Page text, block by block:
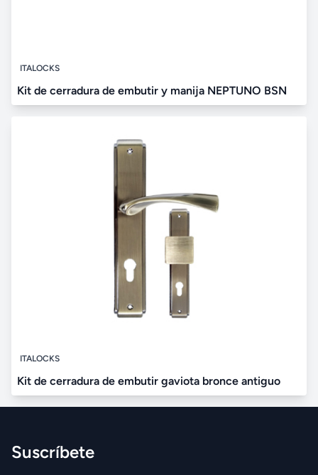
ITALOCKS
Kit de cerradura de embutir y manija NEPTUNO BSN
ITALOCKS
Kit de cerradura de embutir gaviota bronce antiguo
Suscríbete